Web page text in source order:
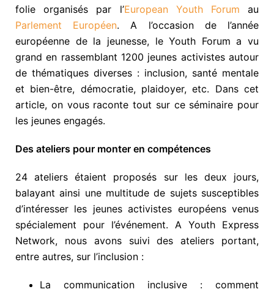
folie organisés par l’European Youth Forum au
Parlement Européen. A l’occasion de l’année
européenne de la jeunesse, le Youth Forum a vu
grand en rassemblant 1200 jeunes activistes autour
de thématiques diverses : inclusion, santé mentale
et bien-être, démocratie, plaidoyer, etc. Dans cet
article, on vous raconte tout sur ce séminaire pour
les jeunes engagés.
Des ateliers pour monter en compétences
24 ateliers étaient proposés sur les deux jours,
balayant ainsi une multitude de sujets susceptibles
d’intéresser les jeunes activistes européens venus
spécialement pour l’événement. A Youth Express
Network, nous avons suivi des ateliers portant,
entre autres, sur l’inclusion :
La communication inclusive : comment